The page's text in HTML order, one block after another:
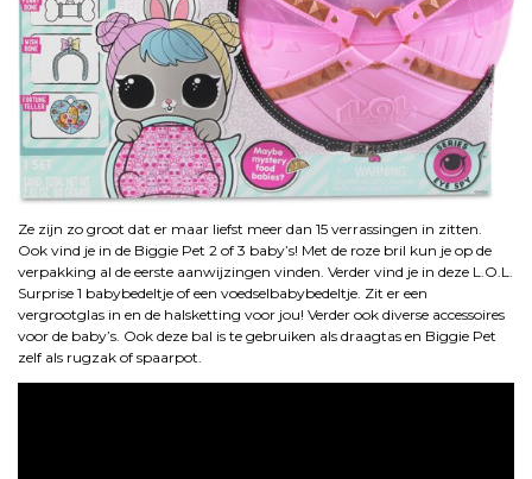
Ze zijn zo groot dat er maar liefst meer dan 15 verrassingen in zitten.
Ook vind je in de Biggie Pet 2 of 3 baby’s! Met de roze bril kun je op de
verpakking al de eerste aanwijzingen vinden. Verder vind je in deze L.O.L.
Surprise 1 babybedeltje of een voedselbabybedeltje. Zit er een
vergrootglas in en de halsketting voor jou! Verder ook diverse accessoires
voor de baby’s. Ook deze bal is te gebruiken als draagtas en Biggie Pet
zelf als rugzak of spaarpot.